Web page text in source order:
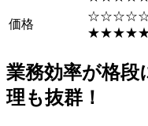
価格
業務効率が格段
理も抜群！